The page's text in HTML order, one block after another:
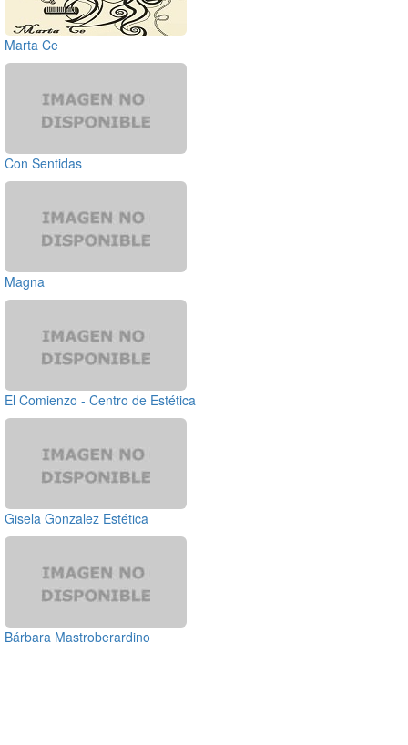
Marta Ce
Con Sentidas
Magna
El Comienzo - Centro de Estética
Gisela Gonzalez Estética
Bárbara Mastroberardino